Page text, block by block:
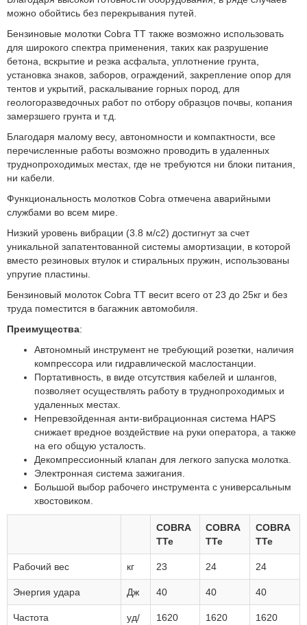
можно обойтись без перекрывания путей.
Бензиновые молотки Cobra TT также возможно использовать
для широкого спектра применения, таких как разрушение
бетона, вскрытие и резка асфальта, уплотнение грунта,
установка знаков, заборов, ограждений, закрепление опор для
тентов и укрытий, раскалывание горных пород, для
геологоразведочных работ по отбору образцов почвы, копания
замерзшего грунта и т.д.
Благодаря малому весу, автономности и компактности, все
перечисленные работы возможно проводить в удаленных
труднопроходимых местах, где не требуются ни блоки питания,
ни кабели.
Функциональность молотков Cobra отмечена аварийными
службами во всем мире.
Низкий уровень вибрации (3.8 м/с2) достигнут за счет
уникальной запатентованной системы амортизации, в которой
вместо резиновых втулок и стиральных пружин, использованы
упругие пластины.
Бензиновый молоток Cobra TT весит всего от 23 до 25кг и без
труда поместится в багажник автомобиля.
Преимущества:
Автономный инструмент не требующий розетки, наличия
компрессора или гидравлической маслостанции.
Портативность, в виде отсутствия кабелей и шлангов,
позволяет осуществлять работу в труднопроходимых и
удаленных местах.
Непревзойденная анти-вибрационная система HAPS
снижает вредное воздействие на руки оператора, а также
на его общую усталость.
Декомпрессионный клапан для легкого запуска молотка.
Электронная система зажигания.
Большой выбор рабочего инструмента с универсальным
хвостовиком.
COBRA
TTe
COBRA
TTe
COBRA
TTe
Рабочий вес кг 23 24 24
Энергия удара Дж 40 40 40
Частота
уд/
1620 1620 1620